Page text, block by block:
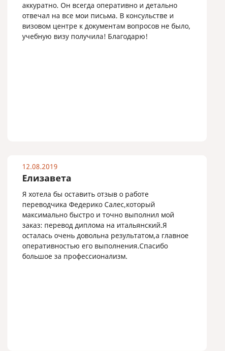
аккуратно. Он всегда оперативно и детально
отвечал на все мои письма. В консульстве и
визовом центре к документам вопросов не было,
учебную визу получила! Благодарю!
12.08.2019
Елизавета
Я хотела бы оставить отзыв о работе
переводчика Федерико Салес,который
максимально быстро и точно выполнил мой
заказ: перевод диплома на итальянский.Я
осталась очень довольна результатом,а главное
оперативностью его выполнения.Спасибо
большое за профессионализм.